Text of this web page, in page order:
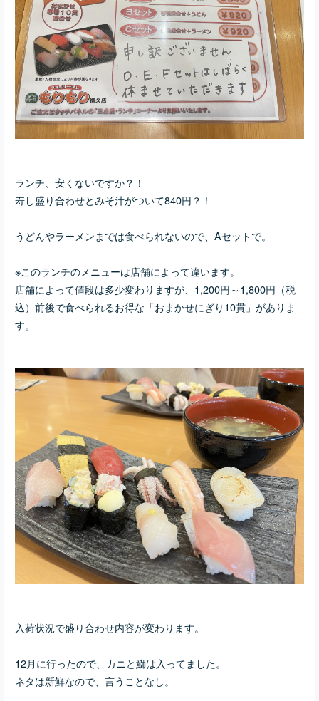
ランチ、安くないですか？！
寿し盛り合わせとみそ汁がついて840円？！
うどんやラーメンまでは食べられないので、Aセットで。
※このランチのメニューは店舗によって違います。
店舗によって値段は多少変わりますが、1,200円～1,800円（税
込）前後で食べられるお得な「おまかせにぎり10貫」がありま
す。
入荷状況で盛り合わせ内容が変わります。
12月に行ったので、カニと鰤は入ってました。
ネタは新鮮なので、言うことなし。